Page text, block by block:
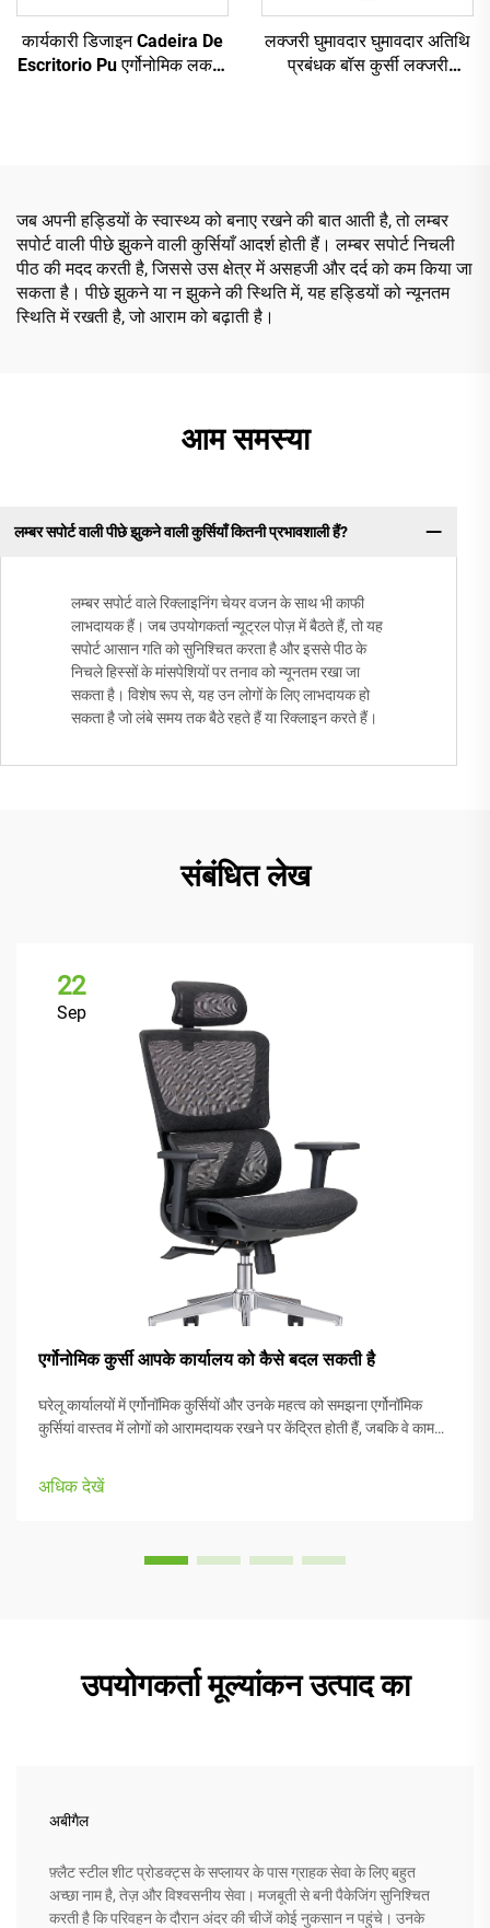
कार्यकारी डिजाइन Cadeira De
Escritorio Pu एर्गोनोमिक लकड़ी
लक्जरी घुमावदार घुमावदार अतिथि
प्रबंधक बॉस कुर्सी लक्जरी
जब अपनी हड्डियों के स्वास्थ्य को बनाए रखने की बात आती है, तो लम्बर
सपोर्ट वाली पीछे झुकने वाली कुर्सियाँ आदर्श होती हैं। लम्बर सपोर्ट निचली
पीठ की मदद करती है, जिससे उस क्षेत्र में असहजी और दर्द को कम किया जा
सकता है। पीछे झुकने या न झुकने की स्थिति में, यह हड्डियों को न्यूनतम
स्थिति में रखती है, जो आराम को बढ़ाती है।
आम समस्या
लम्बर सपोर्ट वाली पीछे झुकने वाली कुर्सियाँ कितनी प्रभावशाली हैं?
लम्बर सपोर्ट वाले रिक्लाइनिंग चेयर वजन के साथ भी काफी
लाभदायक हैं। जब उपयोगकर्ता न्यूट्रल पोज़ में बैठते हैं, तो यह
सपोर्ट आसान गति को सुनिश्चित करता है और इससे पीठ के
निचले हिस्सों के मांसपेशियों पर तनाव को न्यूनतम रखा जा
सकता है। विशेष रूप से, यह उन लोगों के लिए लाभदायक हो
सकता है जो लंबे समय तक बैठे रहते हैं या रिक्लाइन करते हैं।
संबंधित लेख
22
Sep
एर्गोनोमिक कुर्सी आपके कार्यालय को कैसे बदल सकती है
घरेलू कार्यालयों में एर्गोनॉमिक कुर्सियों और उनके महत्व को समझना एर्गोनॉमिक
कुर्सियां वास्तव में लोगों को आरामदायक रखने पर केंद्रित होती हैं, जबकि वे काम
अधिकांश मॉडलों में आते हैं...
अधिक देखें
उपयोगकर्ता मूल्यांकन उत्पाद का
अबीगैल
फ़्लैट स्टील शीट प्रोडक्ट्स के सप्लायर के पास ग्राहक सेवा के लिए बहुत
अच्छा नाम है, तेज़ और विश्वसनीय सेवा। मजबूती से बनी पैकेजिंग सुनिश्चित
करती है कि परिवहन के दौरान अंदर की चीजें कोई नुकसान न पहुंचे। उनके